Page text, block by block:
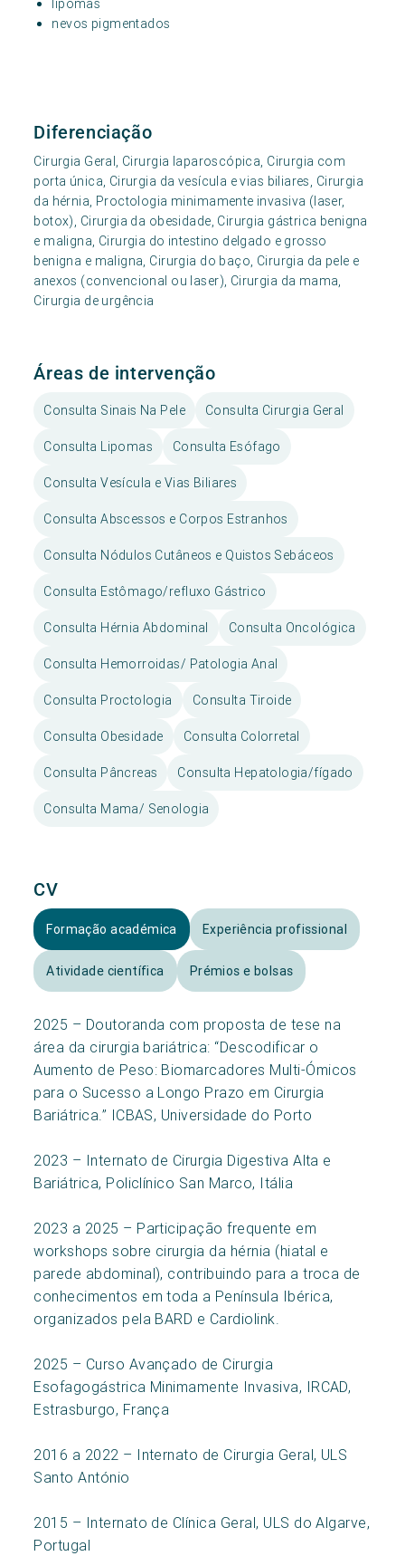
lipomas
nevos pigmentados
Diferenciação
Cirurgia Geral, Cirurgia laparoscópica, Cirurgia com
porta única, Cirurgia da vesícula e vias biliares, Cirurgia
da hérnia, Proctologia minimamente invasiva (laser,
botox), Cirurgia da obesidade, Cirurgia gástrica benigna
e maligna, Cirurgia do intestino delgado e grosso
benigna e maligna, Cirurgia do baço, Cirurgia da pele e
anexos (convencional ou laser), Cirurgia da mama,
Cirurgia de urgência
Áreas de intervenção
Consulta Sinais Na Pele Consulta Cirurgia Geral
Consulta Lipomas Consulta Esófago
Consulta Vesícula e Vias Biliares
Consulta Abscessos e Corpos Estranhos
Consulta Nódulos Cutâneos e Quistos Sebáceos
Consulta Estômago/refluxo Gástrico
Consulta Hérnia Abdominal Consulta Oncológica
Consulta Hemorroidas/ Patologia Anal
Consulta Proctologia Consulta Tiroide
Consulta Obesidade Consulta Colorretal
Consulta Pâncreas Consulta Hepatologia/fígado
Consulta Mama/ Senologia
CV
Formação académica Experiência profissional
Atividade científica Prémios e bolsas
2025 – Doutoranda com proposta de tese na
área da cirurgia bariátrica: “Descodificar o
Aumento de Peso: Biomarcadores Multi-Ómicos
para o Sucesso a Longo Prazo em Cirurgia
Bariátrica.” ICBAS, Universidade do Porto
2023 – Internato de Cirurgia Digestiva Alta e
Bariátrica, Policlínico San Marco, Itália
2023 a 2025 – Participação frequente em
workshops sobre cirurgia da hérnia (hiatal e
parede abdominal), contribuindo para a troca de
conhecimentos em toda a Península Ibérica,
organizados pela BARD e Cardiolink.
2025 – Curso Avançado de Cirurgia
Esofagogástrica Minimamente Invasiva, IRCAD,
Estrasburgo, França
2016 a 2022 – Internato de Cirurgia Geral, ULS
Santo António
2015 – Internato de Clínica Geral, ULS do Algarve,
Portugal